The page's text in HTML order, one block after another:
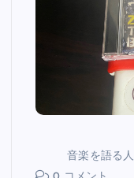
音楽を語る人